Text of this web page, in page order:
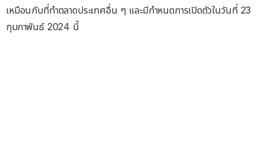
เหมือนกับที่ทำตลาดประเทศอื่น ๆ และมีกำหนดการเปิดตัวในวันที่ 23
กุมภาพันธ์ 2024 นี้